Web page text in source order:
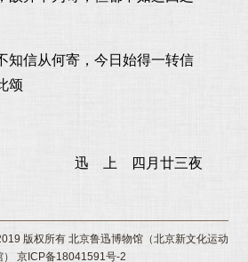
信从何寄，今日始得一转信
颂
迅 上 四月廿三夜
版权所有 北京鲁迅博物馆（北京新文化运动
） 京ICP备18041591号-2